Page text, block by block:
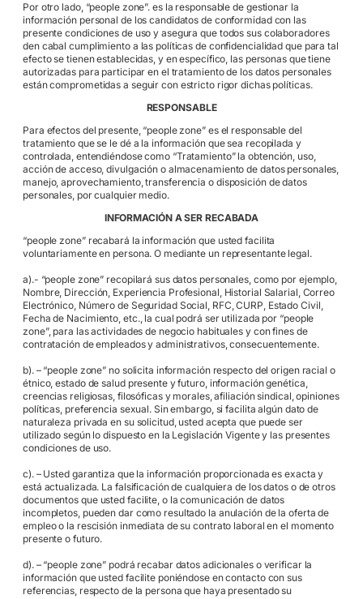
Por otro lado, “people zone”. es la responsable de gestionar la
información personal de los candidatos de conformidad con las
presente condiciones de uso y asegura que todos sus colaboradores
den cabal cumplimiento a las políticas de confidencialidad que para tal
efecto se tienen establecidas, y en específico, las personas que tiene
autorizadas para participar en el tratamiento de los datos personales
están comprometidas a seguir con estricto rigor dichas políticas.
RESPONSABLE
Para efectos del presente, “people zone” es el responsable del
tratamiento que se le dé a la información que sea recopilada y
controlada, entendiéndose como “Tratamiento” la obtención, uso,
acción de acceso, divulgación o almacenamiento de datos personales,
manejo, aprovechamiento, transferencia o disposición de datos
personales, por cualquier medio.
INFORMACIÓN A SER RECABADA
“people zone” recabará la información que usted facilita
voluntariamente en persona. O mediante un representante legal.
a).- “people zone” recopilará sus datos personales, como por ejemplo,
Nombre, Dirección, Experiencia Profesional, Historial Salarial, Correo
Electrónico, Número de Seguridad Social, RFC, CURP, Estado Civil,
Fecha de Nacimiento, etc., la cual podrá ser utilizada por “people
zone”, para las actividades de negocio habituales y con fines de
contratación de empleados y administrativos, consecuentemente.
b). – “people zone” no solicita información respecto del origen racial o
étnico, estado de salud presente y futuro, información genética,
creencias religiosas, filosóficas y morales, afiliación sindical, opiniones
políticas, preferencia sexual. Sin embargo, si facilita algún dato de
naturaleza privada en su solicitud, usted acepta que puede ser
utilizado según lo dispuesto en la Legislación Vigente y las presentes
condiciones de uso.
c). – Usted garantiza que la información proporcionada es exacta y
está actualizada. La falsificación de cualquiera de los datos o de otros
documentos que usted facilite, o la comunicación de datos
incompletos, pueden dar como resultado la anulación de la oferta de
empleo o la rescisión inmediata de su contrato laboral en el momento
presente o futuro.
d). – “people zone” podrá recabar datos adicionales o verificar la
información que usted facilite poniéndose en contacto con sus
referencias, respecto de la persona que haya presentado su